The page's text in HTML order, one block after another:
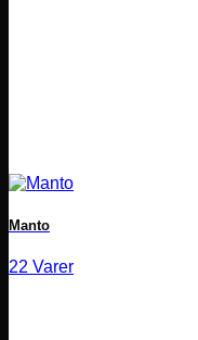
Manto
22 Varer